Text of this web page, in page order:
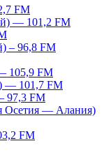
FM
— 101,2 FM
– 96,8 FM
105,9 FM
— 101,7 FM
97,3 FM
Осетия — Алания)
FM